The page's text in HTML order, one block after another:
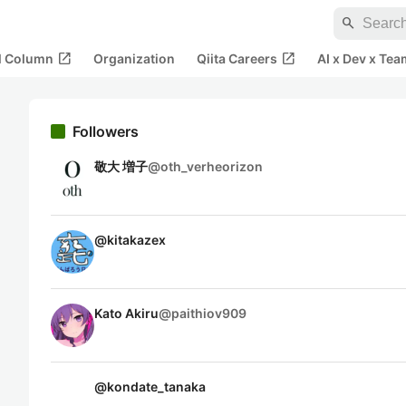
search
Column open_in_new Organization Qiita Careers open_in_new AI x Dev x
Followers
敬大 増子@oth_verheorizon
@kitakazex
Kato Akiru@paithiov909
@kondate_tanaka